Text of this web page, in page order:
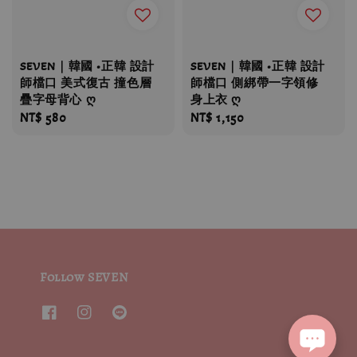
SEVEN｜韓國 •正韓 設計
師檔口 美式復古 撞色層
疊字母背心 ღ
Regular
NT$ 580
SEVEN｜韓國 •正韓 設計
師檔口 側綁帶一字領修
身上衣 ღ
Regular
NT$ 1,150
Follow SEVEN